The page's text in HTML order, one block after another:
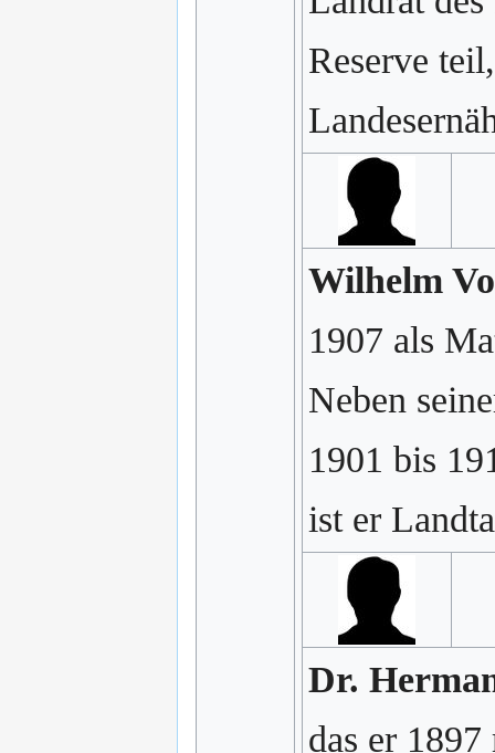
Reserve
Wilhelm
1907 als
Neben
1901 bis
ist er
Dr.
das er